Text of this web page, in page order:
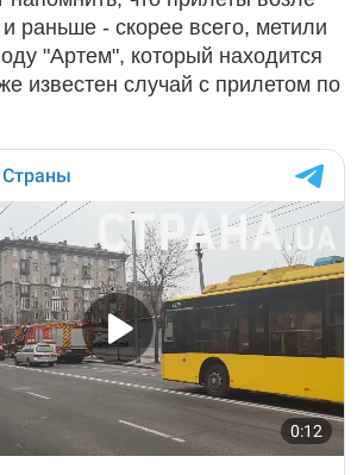
раньше - скорее всего, метили
"Артем", который находится
известен случай с прилетом по